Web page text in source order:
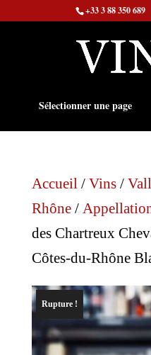
+33 3 88 350 689
Sélectionner une page
Accueil/ Vins/
Rhône/
des Chartreux
Côtes-du-Rhône
Rupture !